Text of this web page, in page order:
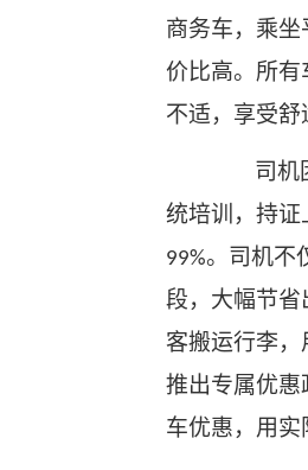
商务车，乘坐
价比高。所有
不适，享受舒
司机
统培训，持证
99%。司机不
段，大幅节省
客搬运行李，
推出专属优惠
车优惠，用实